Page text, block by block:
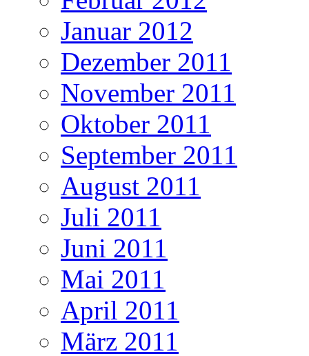
Januar 2012
Dezember 2011
November 2011
Oktober 2011
September 2011
August 2011
Juli 2011
Juni 2011
Mai 2011
April 2011
März 2011